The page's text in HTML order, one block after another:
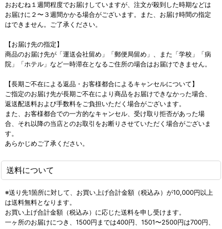
おおむね１週間程度でお届けしていますが、注文が殺到した時期などは
お届けに２〜３週間かかる場合がございます。また、お届け時間の指定
はできません。ご了承ください。
【お届け先の指定】
商品のお届け先が「運送会社留め」「郵便局留め」、また「学校」「病
院」「ホテル」など一時滞在となるご住所の場合はお届けできません。
【長期ご不在による返品・お客様都合によるキャンセルについて】
ご指定のお届け先が長期ご不在により商品をお届けできなかった場合、
返送配送料および手数料をご負担いただく場合がございます。
また、お客様都合での一方的なキャンセル、受け取り拒否があった場
合、それ以降の当店とのお取引をお断りさせていただく場合がございま
す。
あらかじめご了承ください。
送料について
※送り先1箇所に対して、お買い上げ合計金額（税込み）が10,000円以上
は送料無料となります。
お買い上げ合計金額（税込み）に応じた送料を申し受けます。
一ヶ所のお届けにつき、1500円までは400円、1501〜2500円は700円、